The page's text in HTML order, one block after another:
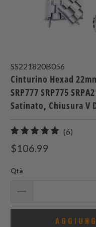
SS221820B056
Cinturino Hexad
SRP777 SRP775
Satinato, Chiusura V
(6)
$106.99
Qtà